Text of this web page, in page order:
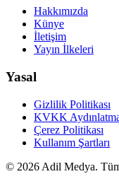
Hakkımızda
Künye
İletişim
Yayın İlkeleri
Yasal
Gizlilik Politikası
KVKK
Çerez Politikası
Kullanım Şartları
© 2026 Adil Medya. Tüm